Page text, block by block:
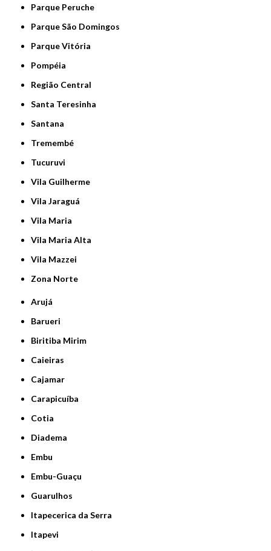
Parque Peruche
Parque São Domingos
Parque Vitória
Pompéia
Região Central
Santa Teresinha
Santana
Tremembé
Tucuruvi
Vila Guilherme
Vila Jaraguá
Vila Maria
Vila Maria Alta
Vila Mazzei
Zona Norte
Arujá
Barueri
Biritiba Mirim
Caieiras
Cajamar
Carapicuíba
Cotia
Diadema
Embu
Embu-Guaçu
Guarulhos
Itapecerica da Serra
Itapevi